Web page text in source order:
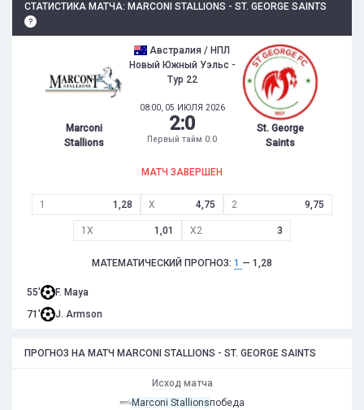
СТАТИСТИКА МАТЧА: MARCONI STALLIONS - ST. GEORGE SAINTS
Marconi
Stallions
Австралия / НПЛ
Новый Южный Уэльс -
Тур 22
08:00, 05 ИЮЛЯ 2026
2:0
Первый тайм 0:0
St. George
Saints
МАТЧ ЗАВЕРШЕН
1 1,28 X 4,75 2 9,75
1X 1,01 X2 3
МАТЕМАТИЧЕСКИЙ ПРОГНОЗ: 1 — 1,28
55'
F. Maya
71'
J. Armson
ПРОГНОЗ НА МАТЧ MARCONI STALLIONS - ST. GEORGE SAINTS
Исход матча
Marconi Stallionsпобеда